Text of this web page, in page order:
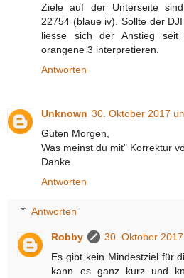
Ziele auf der Unterseite
22754 (blaue iv). Sollte der
liesse sich der Anstieg
orangene 3 interpretieren.
Antworten
Unknown 30. Oktober 2017
Guten Morgen,
Was meinst du mit" Korrektur
Danke
Antworten
Antworten
Robby
30. Oktober
Es gibt kein Mindestziel für
kann es ganz kurz und